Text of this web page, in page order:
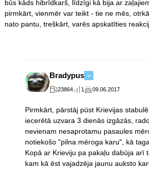
būs kāds hibrīdkarš, līdzīgi kā bija ar
pirmkārt, vienmēr var teikt - tie ne mēs,
nato pantu, treškārt, varēs apskatīties
Bradypus
23864 1 09.06.2017
Pirmkārt, pārstāj pūst Krievijas
iecerētā uzvara 3 dienās izgāzās,
nevienam nesaprotamu pasaules
notiekošo "pilna mēroga karu", kā
Kopā ar Krieviju pa pakaļu dabūja arī
kam kā ēst vajadzēja jaunu auksto